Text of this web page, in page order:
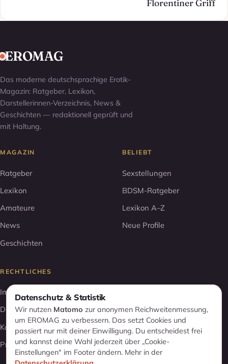
Florentiner Griff
EROMAG
Das moderne deutschsprachige Erotik-
Magazin: Ratgeber, Lexikon,
Darstellerinnen-Verzeichnis, News &
Geschichten — redaktionell geprüft und
mit Haltung.
MAGAZIN
Ratgeber
Lexikon
Amateure
News
Geschichten
BELIEBT
Sexstellungen
BDSM-Ratgeber
Lexikon A–Z
Neue Profile
RECHTLICHES
Impressum
Datenschutz
Kontakt
Profil entfernen
Datenschutz & Statistik
Wir nutzen Matomo zur anonymen Reichweitenmessung,
um EROMAG zu verbessern. Das setzt Cookies und
passiert nur mit deiner Einwilligung. Du entscheidest frei
und kannst deine Wahl jederzeit über „Cookie-
Einstellungen" im Footer ändern. Mehr in der